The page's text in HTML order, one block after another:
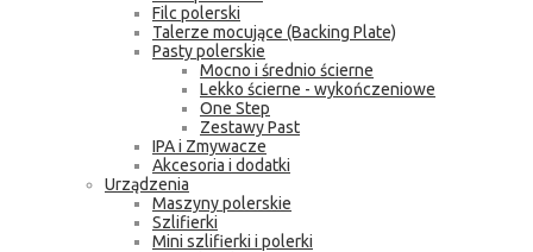
Filc polerski
Talerze mocujące (Backing Plate)
Pasty polerskie
Mocno i średnio ścierne
Lekko ścierne - wykończeniowe
One Step
Zestawy Past
IPA i Zmywacze
Akcesoria i dodatki
Urządzenia
Maszyny polerskie
Szlifierki
Mini szlifierki i polerki